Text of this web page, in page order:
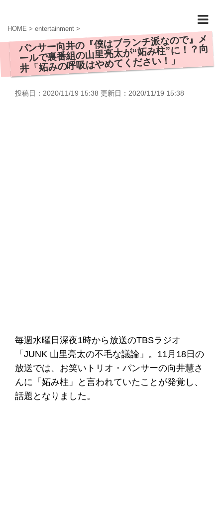
HOME > entertainment >
パンサー向井の『僕はブランチ派なので』メ
ールで裏番組の山里亮太が“妬み柱”に！？向
井「妬みの呼吸はやめてください！」
投稿日：2020/11/19 15:38 更新日： 2020/11/19 15:38
毎週水曜日深夜1時から放送のTBSラジオ
「JUNK 山里亮太の不毛な議論」。11月18日の
放送では、お笑いトリオ・パンサーの向井慧さ
んに「妬み柱」と言われていたことが発覚し、
話題となりました。